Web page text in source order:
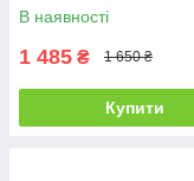
В наявності
1 485 ₴ 1 650 ₴
Купити